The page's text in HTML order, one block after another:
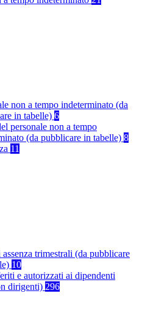
non a tempo indeterminato (da
in tabelle) 6
personale non a tempo
(da pubblicare in tabelle) 8
11
assenza trimestrali (da pubblicare
10
e autorizzati ai dipendenti
dirigenti) 296